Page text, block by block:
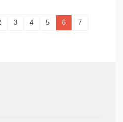
3 4 5 6 7